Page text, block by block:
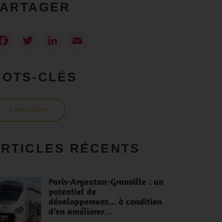
Facebook
TwitterLinkedIn
CLÉS
Ferroviaire
RÉCENTS
Paris-Argentan-Granville : un
potentiel de
développement... à condition
d’en améliorer…